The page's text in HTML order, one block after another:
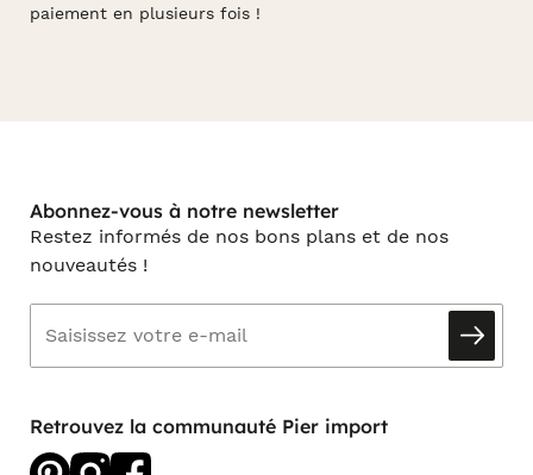
paiement en plusieurs fois !
Abonnez-vous à notre newsletter
Restez informés de nos bons plans et de nos
nouveautés !
Retrouvez la communauté Pier import